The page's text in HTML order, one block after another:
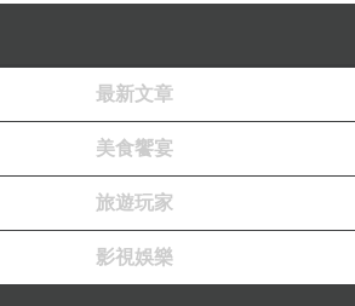
最新文章
美食饗宴
旅遊玩家
影視娛樂